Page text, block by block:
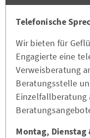
Telefonische
Wir bieten für
Engagierte eine
Verweisberatung
Beratungsstelle
Einzelfallberatung
Montag, Dienstag